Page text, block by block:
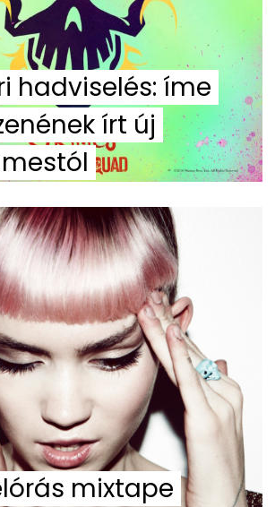
hadviselés: íme
írt új
mixtape